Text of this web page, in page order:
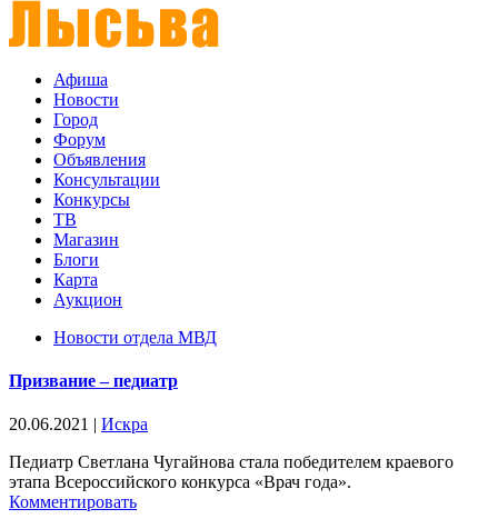
Афиша
Новости
Город
Форум
Объявления
Консультации
Конкурсы
ТВ
Магазин
Блоги
Карта
Аукцион
Новости отдела МВД
Призвание – педиатр
20.06.2021 | Искра
Педиатр Светлана Чугайнова стала победителем краевого
этапа Всероссийского конкурса «Врач года».
Комментировать